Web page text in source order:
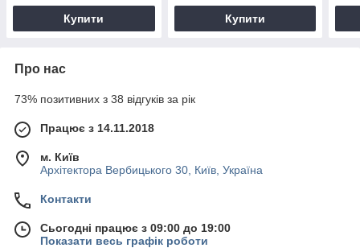
Купити Купити
Про нас
73% позитивних з 38 відгуків за рік
Працює з 14.11.2018
м. Київ
Архітектора Вербицького 30, Київ, Україна
Контакти
Сьогодні працює з 09:00 до 19:00
Показати весь графік роботи